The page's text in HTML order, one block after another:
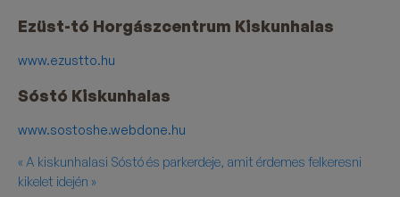
Ezüst-tó Horgászcentrum Kiskunhalas
www.ezustto.hu
Sóstó Kiskunhalas
www.sostoshe.webdone.hu
« A kiskunhalasi Sóstó és parkerdeje, amit érdemes felkeresni
kikelet idején »